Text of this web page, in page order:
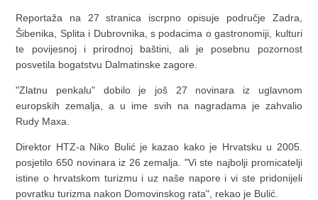
Reportaža na 27 stranica iscrpno opisuje područje Zadra,
Šibenika, Splita i Dubrovnika, s podacima o gastronomiji, kulturi
te povijesnoj i prirodnoj baštini, ali je posebnu pozornost
posvetila bogatstvu Dalmatinske zagore.
"Zlatnu penkalu" dobilo je još 27 novinara iz uglavnom
europskih zemalja, a u ime svih na nagradama je zahvalio
Rudy Maxa.
Direktor HTZ-a Niko Bulić je kazao kako je Hrvatsku u 2005.
posjetilo 650 novinara iz 26 zemalja. "Vi ste najbolji promicatelji
istine o hrvatskom turizmu i uz naše napore i vi ste pridonijeli
povratku turizma nakon Domovinskog rata", rekao je Bulić.